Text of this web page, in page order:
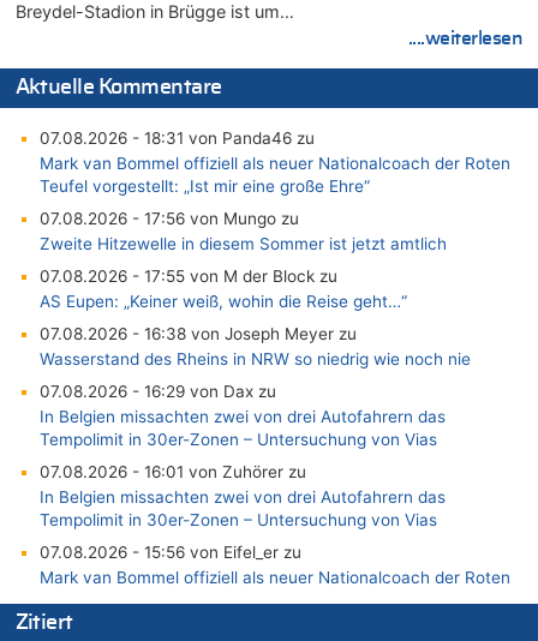
Breydel-Stadion in Brügge ist um…
....weiterlesen
Aktuelle Kommentare
07.08.2026 - 18:31 von Panda46 zu
Mark van Bommel offiziell als neuer Nationalcoach der Roten
Teufel vorgestellt: „Ist mir eine große Ehre“
07.08.2026 - 17:56 von Mungo zu
Zweite Hitzewelle in diesem Sommer ist jetzt amtlich
07.08.2026 - 17:55 von M der Block zu
AS Eupen: „Keiner weiß, wohin die Reise geht…“
07.08.2026 - 16:38 von Joseph Meyer zu
Wasserstand des Rheins in NRW so niedrig wie noch nie
07.08.2026 - 16:29 von Dax zu
In Belgien missachten zwei von drei Autofahrern das
Tempolimit in 30er-Zonen – Untersuchung von Vias
07.08.2026 - 16:01 von Zuhörer zu
In Belgien missachten zwei von drei Autofahrern das
Tempolimit in 30er-Zonen – Untersuchung von Vias
07.08.2026 - 15:56 von Eifel_er zu
Mark van Bommel offiziell als neuer Nationalcoach der Roten
Teufel vorgestellt: „Ist mir eine große Ehre“
07.08.2026 - 15:43 von Hausmeister zu
Zitiert